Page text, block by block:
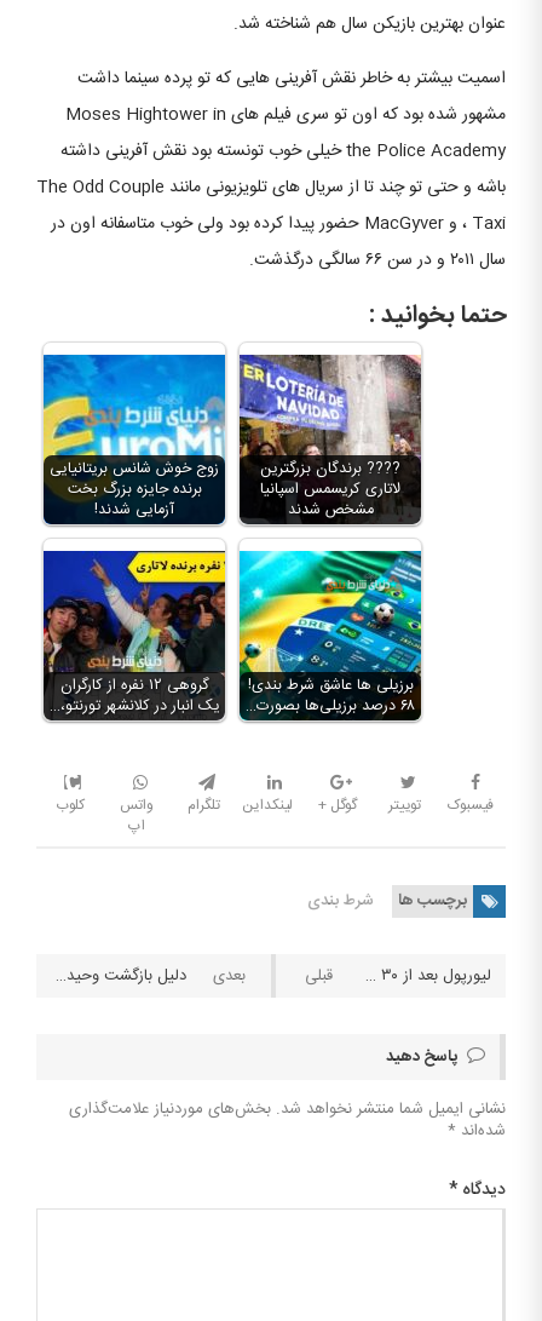
عنوان بهترین بازیکن سال هم شناخته شد.
اسمیت بیشتر به خاطر نقش آفرینی هایی که تو پرده سینما داشت
مشهور شده بود که اون تو سری فیلم های Moses Hightower in
the Police Academy خیلی خوب تونسته بود نقش آفرینی داشته
باشه و حتی تو چند تا از سریال های تلویزیونی مانند The Odd Couple
، Taxi و MacGyver حضور پیدا کرده بود ولی خوب متاسفانه اون در
سال ۲۰۱۱ و در سن ۶۶ سالگی درگذشت.
حتما بخوانید :
زوج خوش شانس بریتانیایی
برنده جایزه بزرگ بخت
آزمایی شدند!
???? برندگان بزرگترین
لاتاری کریسمس اسپانیا
مشخص شدند
گروهی ۱۲ نفره از کارگران
یک انبار در کلانشهر تورنتو،…
برزیلی ها عاشق شرط بندی!
۶۸ درصد برزیلی‌ها بصورت…
فیسبوک توییتر گوگل + لینکداین تلگرام
واتس
اپ
کلوب
برچسب ها شرط بندی
لیورپول بعد از ۳۰ سال قهرمان لیگ برتر انگلیس شد دلیل بازگشت وحید خزایی به ایران چیست؟
پاسخ دهید
نشانی ایمیل شما منتشر نخواهد شد. بخش‌های موردنیاز علامت‌گذاری
شده‌اند *
دیدگاه *